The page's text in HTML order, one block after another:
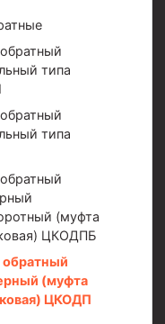
высокого давления
типа
типа
(муфта
ЦКОДПБ
обратный
(муфта
ЦКОДП